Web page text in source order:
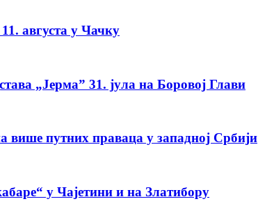
августа у Чачку
„Јерма” 31. јула на Боровој Глави
више путних праваца у западној Србији
у Чајетини и на Златибору